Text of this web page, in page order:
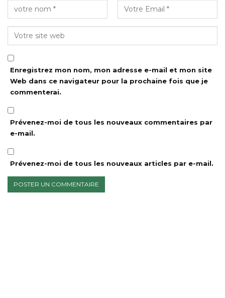
Enregistrez mon nom, mon adresse e-mail et mon site
Web dans ce navigateur pour la prochaine fois que je
commenterai.
Prévenez-moi de tous les nouveaux commentaires par
e-mail.
Prévenez-moi de tous les nouveaux articles par e-mail.